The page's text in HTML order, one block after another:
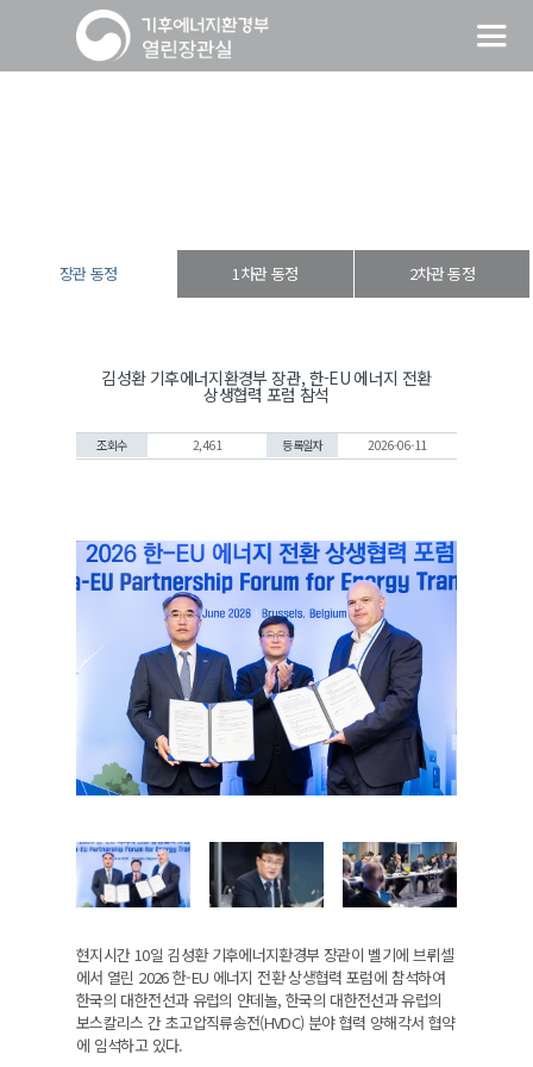
장관 동정 1차관 동정 2차관 동정
김성환 기후에너지환경부 장관, 한-EU 에너지 전환
상생협력 포럼 참석
조회수 2,461 등록일자 2026-06-11
현지시간 10일 김성환 기후에너지환경부 장관이 벨기에 브뤼셀
에서 열린 2026 한-EU 에너지 전환 상생협력 포럼에 참석하여
한국의 대한전선과 유럽의 얀데놀, 한국의 대한전선과 유럽의
보스칼리스 간 초고압직류송전(HVDC) 분야 협력 양해각서 협약
에 임석하고 있다.